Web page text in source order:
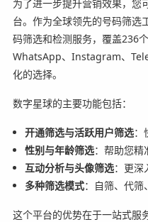
为了进一步提升营销效果，您
台。作为全球领先的号码筛选
码筛选和检测服务，覆盖236
WhatsApp、Instagram、
化的选择。
数字星球的主要功能包括：
开通筛选与活跃用户筛选：
性别与年龄筛选：帮助您精
互动分析与头像筛选：更深
多种筛选模式：自筛、代筛
这个平台的优势在于一站式服